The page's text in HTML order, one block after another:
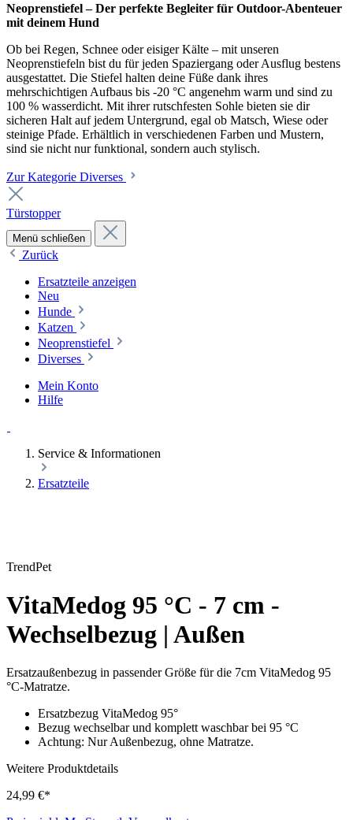
Neoprenstiefel – Der perfekte Begleiter für Outdoor-Abenteuer
mit deinem Hund
Ob bei Regen, Schnee oder eisiger Kälte – mit unseren
Neoprenstiefeln bist du für jeden Spaziergang oder Ausflug bestens
ausgestattet. Die Stiefel halten deine Füße dank ihres
mehrschichtigen Aufbaus bis -20 °C angenehm warm und sind zu
100 % wasserdicht. Mit ihrer rutschfesten Sohle bieten sie dir
sicheren Halt auf jedem Untergrund, egal ob Matsch, Wiese oder
steinige Pfade. Erhältlich in verschiedenen Farben und Mustern,
sind sie nicht nur funktional, sondern auch stylisch.
Zur Kategorie Diverses
Türstopper
Menü schließen
Zurück
Ersatzteile anzeigen
Neu
Hunde
Katzen
Neoprenstiefel
Diverses
Mein Konto
Hilfe
Service & Informationen
Ersatzteile
TrendPet
VitaMedog 95 °C - 7 cm -
Wechselbezug | Außen
Ersatzaußenbezug in passender Größe für die 7cm VitaMedog 95
°C-Matratze.
Ersatzbezug VitaMedog 95°
Bezug wechselbar und komplett waschbar bei 95 °C
Achtung: Nur Außenbezug, ohne Matratze.
Weitere Produktdetails
24,99 €*